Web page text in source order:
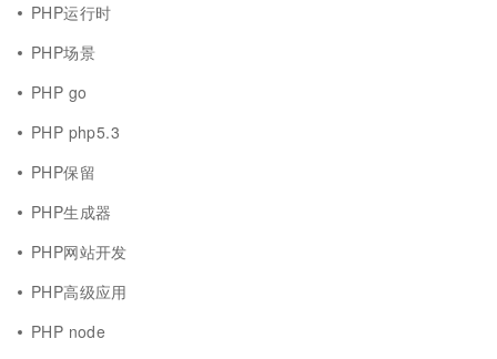
PHP运行时
PHP场景
PHP go
PHP php5.3
PHP保留
PHP生成器
PHP网站开发
PHP高级应用
PHP node